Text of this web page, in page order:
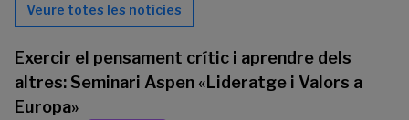
Veure totes les notícies
Exercir el pensament crític i aprendre dels
altres: Seminari Aspen «Lideratge i Valors a
Europa»